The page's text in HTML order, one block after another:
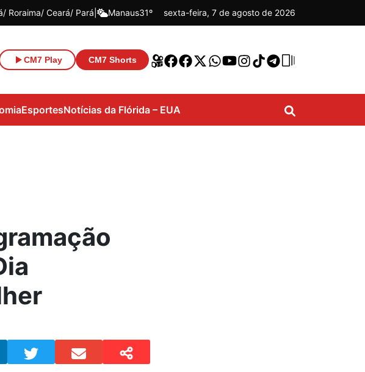
Roraima Ceará Pará Manaus31º sexta-feira, 7 de agosto de 2026
CM7 Play CM7 Shorts
EsportesNotícias da Flórida – EUA